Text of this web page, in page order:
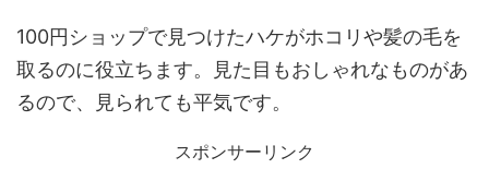
100円ショップで見つけたハケがホコリや髪の毛を
取るのに役立ちます。見た目もおしゃれなものがあ
るので、見られても平気です。
スポンサーリンク